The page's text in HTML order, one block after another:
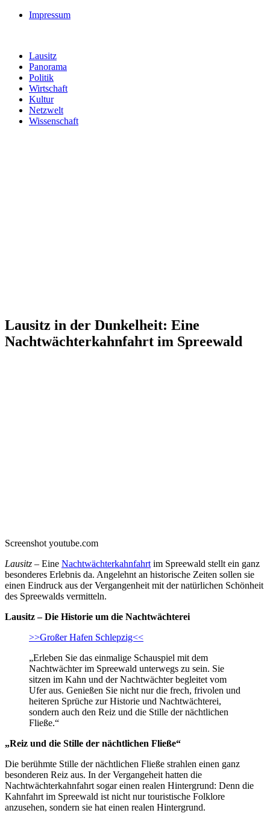
Impressum
Lausitz
Panorama
Politik
Wirtschaft
Kultur
Netzwelt
Wissenschaft
Lausitz in der Dunkelheit: Eine
Nachtwächterkahnfahrt im Spreewald
Screenshot youtube.com
Lausitz – Eine Nachtwächterkahnfahrt im Spreewald stellt ein ganz
besonderes Erlebnis da. Angelehnt an historische Zeiten sollen sie
einen Eindruck aus der Vergangenheit mit der natürlichen Schönheit
des Spreewalds vermitteln.
Lausitz – Die Historie um die Nachtwächterei
>>Großer Hafen Schlepzig<<
„Erleben Sie das einmalige Schauspiel mit dem
Nachtwächter im Spreewald unterwegs zu sein. Sie
sitzen im Kahn und der Nachtwächter begleitet vom
Ufer aus. Genießen Sie nicht nur die frech, frivolen und
heiteren Sprüche zur Historie und Nachtwächterei,
sondern auch den Reiz und die Stille der nächtlichen
Fließe.“
„Reiz und die Stille der nächtlichen Fließe“
Die berühmte Stille der nächtlichen Fließe strahlen einen ganz
besonderen Reiz aus. In der Vergangeheit hatten die
Nachtwächterkahnfahrt sogar einen realen Hintergrund: Denn die
Kahnfahrt im Spreewald ist nicht nur touristische Folklore
anzusehen, sondern sie hat einen realen Hintergrund.